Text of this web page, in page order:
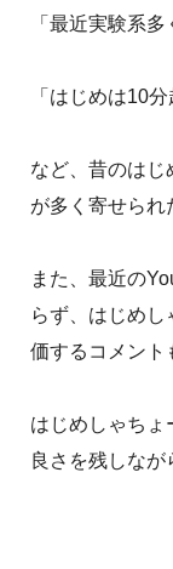
「最近実験系多
「はじめは10
など、昔のはじ
が多く寄せられ
また、最近の
らず、はじめ
価するコメント
はじめしゃちょ
良さを残しなが